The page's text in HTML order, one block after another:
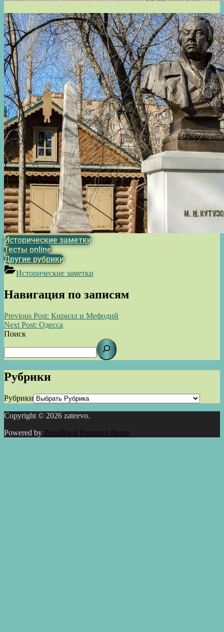
Исторические заметки
Тесты online
Другие рубрики
Исторические заметки
Навигация по записям
Previous Post: Кирилл и Мефодий
Next Post: Одесса
Поиск
Рубрики
Рубрики
Copyright © 2026 zateevo.
Powered by PressBook Premium theme